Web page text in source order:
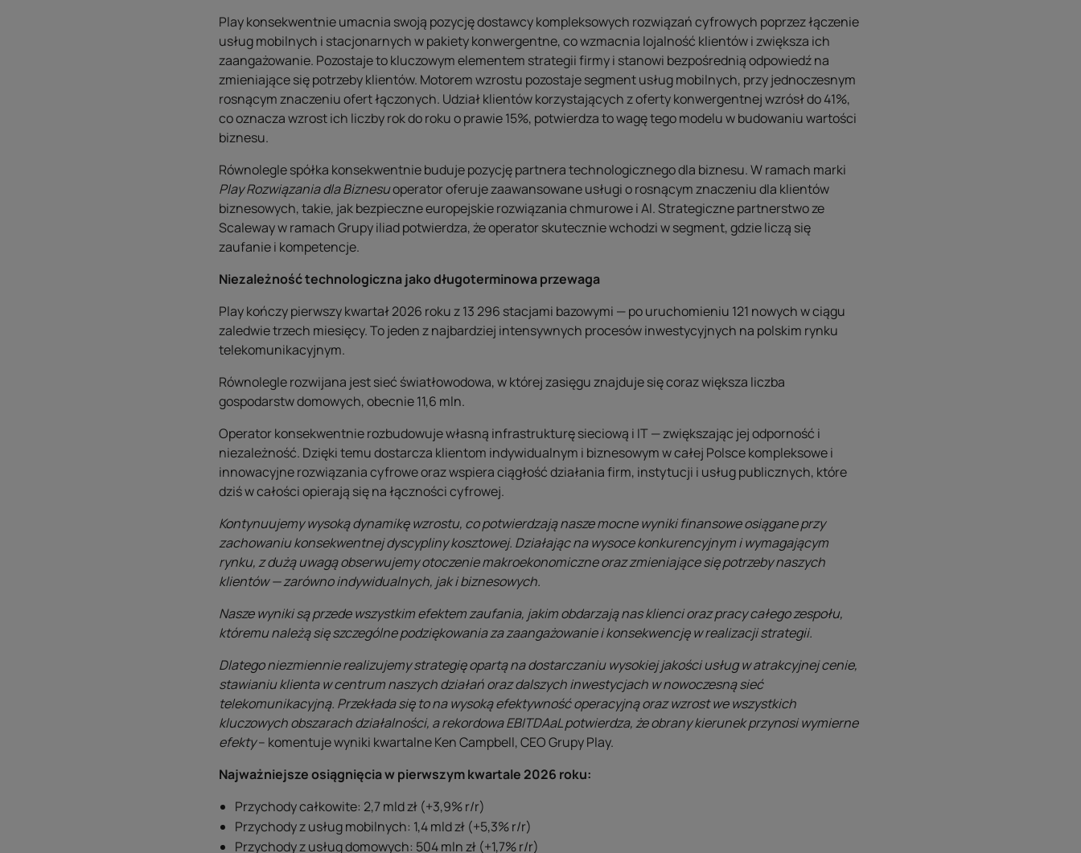
Play konsekwentnie umacnia swoją pozycję dostawcy kompleksowych rozwiązań cyfrowych poprzez łączenie
usług mobilnych i stacjonarnych w pakiety konwergentne, co wzmacnia lojalność klientów i zwiększa ich
zaangażowanie. Pozostaje to kluczowym elementem strategii firmy i stanowi bezpośrednią odpowiedź na
zmieniające się potrzeby klientów. Motorem wzrostu pozostaje segment usług mobilnych, przy jednoczesnym
rosnącym znaczeniu ofert łączonych. Udział klientów korzystających z oferty konwergentnej wzrósł do 41%,
co oznacza wzrost ich liczby rok do roku o prawie 15%, potwierdza to wagę tego modelu w budowaniu wartości
biznesu.
Równolegle spółka konsekwentnie buduje pozycję partnera technologicznego dla biznesu. W ramach marki
Play Rozwiązania dla Biznesuoperator oferuje zaawansowane usługi o rosnącym znaczeniu dla klientów
biznesowych, takie, jak bezpieczne europejskie rozwiązania chmurowe i AI. Strategiczne partnerstwo ze
Scaleway w ramach Grupy iliad potwierdza, że operator skutecznie wchodzi w segment, gdzie liczą się
zaufanie i kompetencje.
Niezależność technologiczna jako długoterminowa przewaga
Play kończy pierwszy kwartał 2026 roku z 13 296 stacjami bazowymi — po uruchomieniu 121 nowych w ciągu
zaledwie trzech miesięcy. To jeden z najbardziej intensywnych procesów inwestycyjnych na polskim rynku
telekomunikacyjnym.
Równolegle rozwijana jest sieć światłowodowa, w której zasięgu znajduje się coraz większa liczba
gospodarstw domowych, obecnie 11,6 mln.
Operator konsekwentnie rozbudowuje własną infrastrukturę sieciową i IT — zwiększając jej odporność i
niezależność. Dzięki temu dostarcza klientom indywidualnym i biznesowym w całej Polsce kompleksowe i
innowacyjne rozwiązania cyfrowe oraz wspiera ciągłość działania firm, instytucji i usług publicznych, które
dziś w całości opierają się na łączności cyfrowej.
Kontynuujemy wysoką dynamikę wzrostu, co potwierdzają nasze mocne wyniki finansowe osiągane przy
zachowaniu konsekwentnej dyscypliny kosztowej. Działając na wysoce konkurencyjnym i wymagającym
rynku, z dużą uwagą obserwujemy otoczenie makroekonomiczne oraz zmieniające się potrzeby naszych
klientów — zarówno indywidualnych, jak i biznesowych.
Nasze wyniki są przede wszystkim efektem zaufania, jakim obdarzają nas klienci oraz pracy całego zespołu,
któremu należą się szczególne podziękowania za zaangażowanie i konsekwencję w realizacji strategii.
Dlatego niezmiennie realizujemy strategię opartą na dostarczaniu wysokiej jakości usług w atrakcyjnej cenie,
stawianiu klienta w centrum naszych działań oraz dalszych inwestycjach w nowoczesną sieć
telekomunikacyjną. Przekłada się to na wysoką efektywność operacyjną oraz wzrost we wszystkich
kluczowych obszarach działalności, a rekordowa EBITDAaL potwierdza, że obrany kierunek przynosi wymierne
efekty– komentuje wyniki kwartalne Ken Campbell, CEO Grupy Play.
Najważniejsze osiągnięcia w pierwszym kwartale 2026 roku:
Przychody całkowite: 2,7 mld zł (+3,9% r/r)
Przychody z usług mobilnych: 1,4 mld zł (+5,3% r/r)
Przychody z usług domowych: 504 mln zł (+1,7% r/r)